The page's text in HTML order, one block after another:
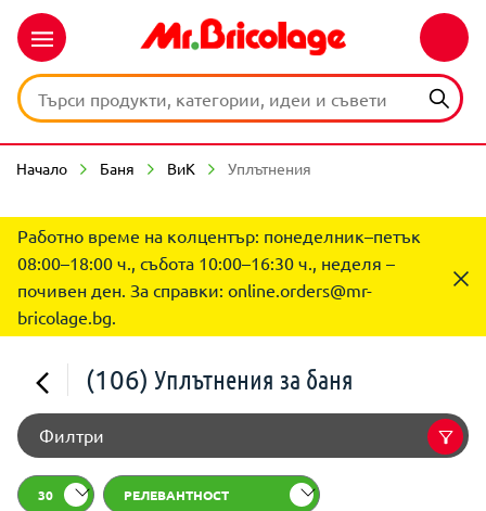
Начало Баня ВиК Уплътнения
Работно време на колцентър: понеделник–петък
08:00–18:00 ч., събота 10:00–16:30 ч., неделя –
почивен ден. За справки: online.orders@mr-
bricolage.bg.
(106) Уплътнения за баня
Филтри
30 РЕЛЕВАНТНОСТ